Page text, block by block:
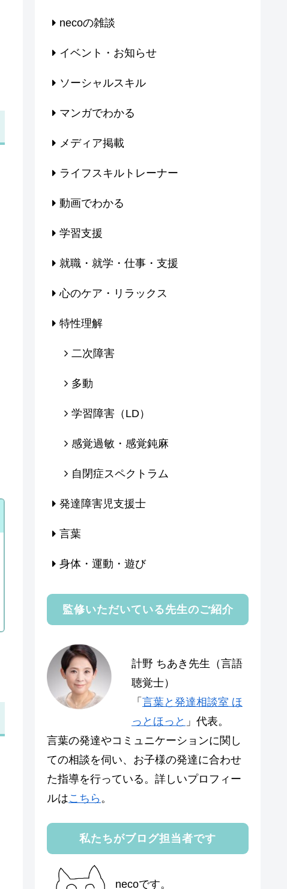
necoの雑談
イベント・お知らせ
ソーシャルスキル
マンガでわかる
メディア掲載
ライフスキルトレーナー
動画でわかる
学習支援
就職・就学・仕事・支援
心のケア・リラックス
特性理解
二次障害
多動
学習障害（LD）
感覚過敏・感覚鈍麻
自閉症スペクトラム
発達障害児支援士
言葉
身体・運動・遊び
監修いただいている先生のご紹介
計野 ちあき先生（言語
聴覚士）
「 言葉と発達相談室 ほ
っとほっと 」代表。
言葉の発達やコミュニケーションに関し
ての相談を伺い、お子様の発達に合わせ
た指導を行っている。詳しいプロフィー
ルはこちら 。
私たちがブログ担当者です
necoです。